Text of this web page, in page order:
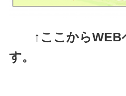
↑ここからWEB
す。